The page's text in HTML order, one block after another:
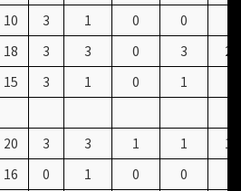
10 3 1 0 0
18 3 3 0 3
21
15 3 1 0 1
20 3 3 1 1
16
16 0 1 0 0